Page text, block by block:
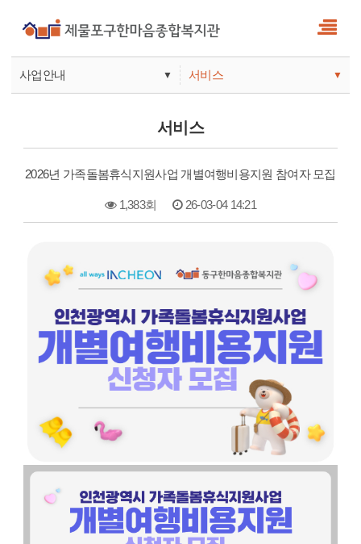
사업안내 ▼
기관안내
서비스 ▼
서비스
서비스
2026년 가족돌봄휴식지원사업 개별여행비용지원 참여자 모집
1,383회 26-03-04 14:21